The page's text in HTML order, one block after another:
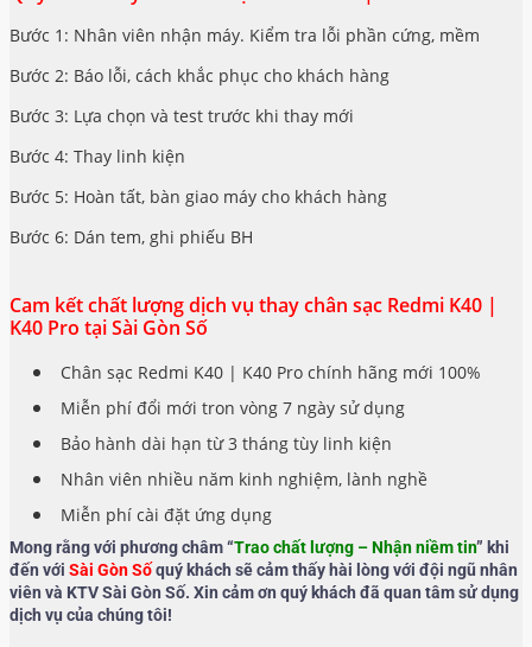
Bước 1: Nhân viên nhận máy. Kiểm tra lỗi phần cứng, mềm
Bước 2: Báo lỗi, cách khắc phục cho khách hàng
Bước 3: Lựa chọn và test trước khi thay mới
Bước 4: Thay linh kiện
Bước 5: Hoàn tất, bàn giao máy cho khách hàng
Bước 6: Dán tem, ghi phiếu BH
Cam kết chất lượng dịch vụ thay chân sạc Redmi K40 |
K40 Pro tại Sài Gòn Số
Chân sạc Redmi K40 | K40 Pro chính hãng mới 100%
Miễn phí đổi mới tron vòng 7 ngày sử dụng
Bảo hành dài hạn từ 3 tháng tùy linh kiện
Nhân viên nhiều năm kinh nghiệm, lành nghề
Miễn phí cài đặt ứng dụng
Mong rằng với phương châm “Trao chất lượng – Nhận niềm tin” khi
đến với Sài Gòn Sốquý khách sẽ cảm thấy hài lòng với đội ngũ nhân
viên và KTV Sài Gòn Số. Xin cảm ơn quý khách đã quan tâm sử dụng
dịch vụ của chúng tôi!